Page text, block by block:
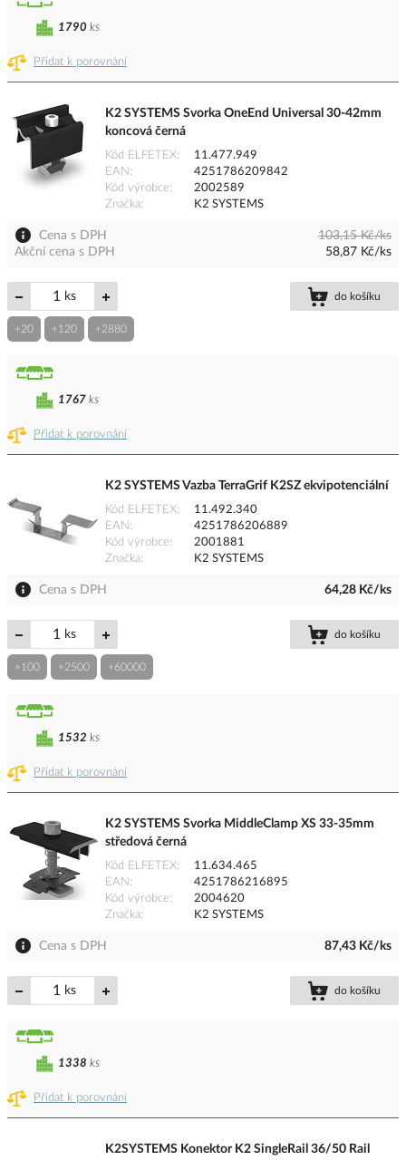
Přidat k porovnání
1790 ks
K2 SYSTEMS Svorka OneEnd Universal 30-42mm
koncová černá
Kód ELFETEX
11.477.949
EAN
4251786209842
Kód výrobce
2002589
Značka
K2 SYSTEMS
Cena s DPH
103,15 Kč/ks
Akční cena s DPH
58,87 Kč/ks
ks do košíku
+20 +120 +2880
Přidat k porovnání
1767 ks
K2 SYSTEMS Vazba TerraGrif K2SZ ekvipotenciální
Kód ELFETEX
11.492.340
EAN
4251786206889
Kód výrobce
2001881
Značka
K2 SYSTEMS
Cena s DPH 64,28 Kč/ks
ks do košíku
+100 +2500 +60000
Přidat k porovnání
1532 ks
K2 SYSTEMS Svorka MiddleClamp XS 33-35mm
středová černá
Kód ELFETEX
11.634.465
EAN
4251786216895
Kód výrobce
2004620
Značka
K2 SYSTEMS
Cena s DPH 87,43 Kč/ks
ks do košíku
Přidat k porovnání
1338 ks
K2SYSTEMS Konektor K2 SingleRail 36/50 Rail